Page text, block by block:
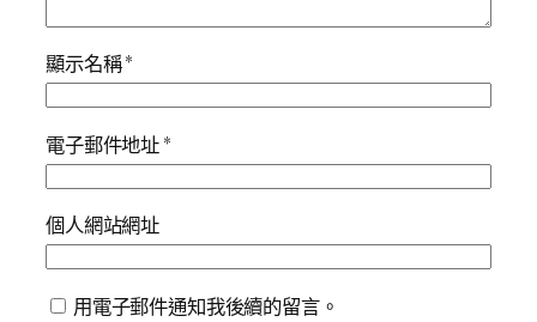
顯示名稱*
電子郵件地址*
個人網站網址
用電子郵件通知我後續的留言。